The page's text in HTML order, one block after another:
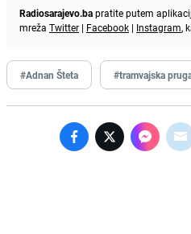
Radiosarajevo.bapratite putem
mreža Twitter | Facebook | Instagram,
#Adnan Šteta #tramvajska